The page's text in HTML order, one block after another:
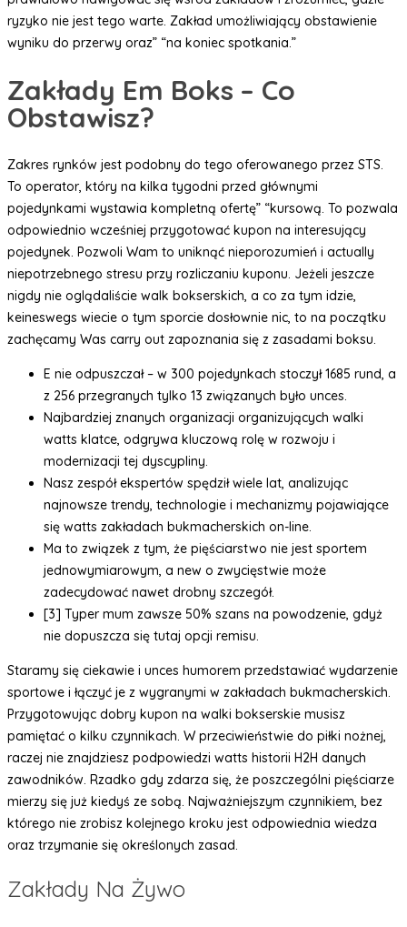
ryzyko nie jest tego warte. Zakład umożliwiający obstawienie
wyniku do przerwy oraz” “na koniec spotkania.”
Zakłady Em Boks – Co
Obstawisz?
Zakres rynków jest podobny do tego oferowanego przez STS.
To operator, który na kilka tygodni przed głównymi
pojedynkami wystawia kompletną ofertę” “kursową. To pozwala
odpowiednio wcześniej przygotować kupon na interesujący
pojedynek. Pozwoli Wam to uniknąć nieporozumień i actually
niepotrzebnego stresu przy rozliczaniu kuponu. Jeżeli jeszcze
nigdy nie oglądaliście walk bokserskich, a co za tym idzie,
keineswegs wiecie o tym sporcie dosłownie nic, to na początku
zachęcamy Was carry out zapoznania się z zasadami boksu.
E nie odpuszczał – w 300 pojedynkach stoczył 1685 rund, a
z 256 przegranych tylko 13 związanych było unces.
Najbardziej znanych organizacji organizujących walki
watts klatce, odgrywa kluczową rolę w rozwoju i
modernizacji tej dyscypliny.
Nasz zespół ekspertów spędził wiele lat, analizując
najnowsze trendy, technologie i mechanizmy pojawiające
się watts zakładach bukmacherskich on-line.
Ma to związek z tym, że pięściarstwo nie jest sportem
jednowymiarowym, a new o zwycięstwie może
zadecydować nawet drobny szczegół.
[3] Typer mum zawsze 50% szans na powodzenie, gdyż
nie dopuszcza się tutaj opcji remisu.
Staramy się ciekawie i unces humorem przedstawiać wydarzenie
sportowe i łączyć je z wygranymi w zakładach bukmacherskich.
Przygotowując dobry kupon na walki bokserskie musisz
pamiętać o kilku czynnikach. W przeciwieństwie do piłki nożnej,
raczej nie znajdziesz podpowiedzi watts historii H2H danych
zawodników. Rzadko gdy zdarza się, że poszczególni pięściarze
mierzy się już kiedyś ze sobą. Najważniejszym czynnikiem, bez
którego nie zrobisz kolejnego kroku jest odpowiednia wiedza
oraz trzymanie się określonych zasad.
Zakłady Na Żywo